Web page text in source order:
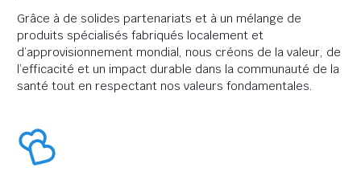
Grâce à de solides partenariats et à un mélange de
produits spécialisés fabriqués localement et
d’approvisionnement mondial, nous créons de la valeur, de
l’efficacité et un impact durable dans la communauté de la
santé tout en respectant nos valeurs fondamentales.